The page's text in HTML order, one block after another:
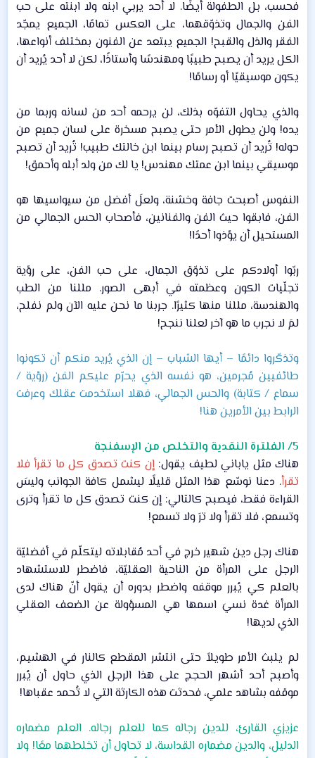
فحسب، بل الطفولة أيضًا. لا أحد يربي ابنه ولا ابنته على حب
الفن والجمال وتذوّقهما، على العكس تمامًا، الجميع يمجّد
الفقر والذل والقبح! الجميع يبتعد عن الفنون بمختلف أنواعها،
الكل يريد أن يصبح طبيبًا ومهندسًا وأستاذًا، لكن لا أحد يُريد أن
يكون موسيقيًا أو رسامًا!​
والذي يحاول التفوّه بذلك، لن يرحمه أحد من لسانه وربما من
يده! ولن يطول الأمر حتى يصبح مسخرة على لسان جميع من
حوله! تُريد أن تصبح رسام بينما ابن خالتك طبيب! تُريد أن تصبح
موسيقي بينما ابن عمتك مهندس! يا لك من ولد أبله وأحمق!​
النفوس أصبحت جافة وخشنة، ولعلَ أفضل من سيواسيها هو
الفن، فابقوا حيث الفن والفنانين، فأصحاب الحس الجمالي من
المستحيل أن يؤذوا أحدًا!​
ربّوا أولادكم على تذوّق الجمال، على حب الفن، على رؤية
تجلّيات الكون وعظمته في أبهى الصور. مللنا من الطب
والهندسة، مللنا منها كثيرًا. جربنا ما نحن عليه الآن ولم نفلح،
لمَ لا نجرب ما هو آخر لعلنا ننجح!​
وتذكّروا دائمًا – أيها الشباب – إن الذي يُريد منكم أن تكونوا
طائفيين مُجرمين، هو نفسه الذي يحرّم عليكم الفن (رؤية /
سماع / كتابة) والحس الجمالي، فهلا استخدمت عقلك وعرفت
الرابط بين الأمرين هنا!
5/ الفلترة النقدية والتخلص من الإسفنجة
هناك مثل ياباني لطيف يقول:إن كنت تصدق كل ما تقرأ فلا
تقرأ. دعنا نوسّع هذا المثل قليلًا ليشمل كافة الجوانب وليسَ
القراءة فقط، فيصبح كالتالي: إن كنت تصدق كل ما تقرأ وترى
وتسمع، فلا تقرأ ولا ترَ ولا تسمع!​
هناك رجل دين شهير خرج في أحد مُقابلاته ليتكلّم في أفضليّة
الرجل على المرأة من الناحية العقليّة، فاضطر للاستشهاد
بالعلم كي يُبرر موقفه واضطر بدوره أن يقول أنّ هناك لدى
المرأة غدة نسيَ اسمها هي المسؤولة عن الضعف العقلي
الذي لديها!​
لم يلبث الأمر طويلاً حتى انتشر المقطع كالنار في الهشيم،
وأصبح أحد أشهر الحجج على هذا الرجل الذي حاول أن يُبرر
موقفه بشاهد علمي، فحدثت هذه الكارثة التي لا تُحمد عقباها!​
عزيزي القارئ، للدين رجاله كما للعلم رجاله. العلم مضماره
الدليل، والدين مضماره القداسة، لا تحاول أن تخلطهما معًا! ولا